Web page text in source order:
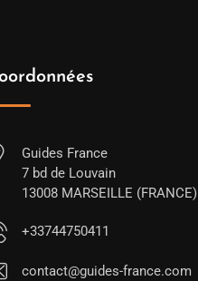
Guides France
7 bd de Louvain
13008 MARSEILLE (FRANCE)
+33744750411
contact@guides-france.com